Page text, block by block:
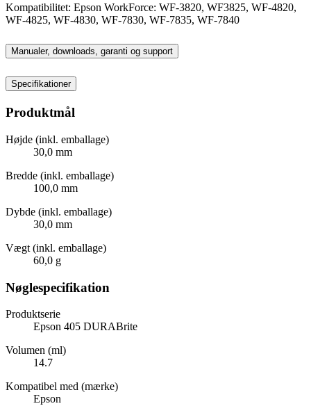
Kompatibilitet: Epson WorkForce: WF-3820, WF3825, WF-4820,
WF-4825, WF-4830, WF-7830, WF-7835, WF-7840
Manualer, downloads, garanti og support
Specifikationer
Produktmål
Højde (inkl. emballage)
30,0 mm
Bredde (inkl. emballage)
100,0 mm
Dybde (inkl. emballage)
30,0 mm
Vægt (inkl. emballage)
60,0 g
Nøglespecifikation
Produktserie
Epson 405 DURABrite
Volumen (ml)
14.7
Kompatibel med (mærke)
Epson